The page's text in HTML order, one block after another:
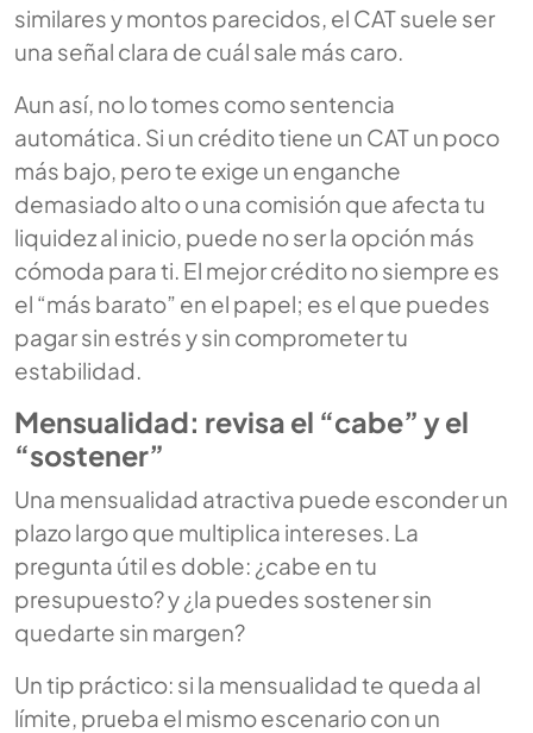
similares y montos parecidos, el CAT suele ser
una señal clara de cuál sale más caro.
Aun así, no lo tomes como sentencia
automática. Si un crédito tiene un CAT un poco
más bajo, pero te exige un enganche
demasiado alto o una comisión que afecta tu
liquidez al inicio, puede no ser la opción más
cómoda para ti. El mejor crédito no siempre es
el “más barato” en el papel; es el que puedes
pagar sin estrés y sin comprometer tu
estabilidad.
Mensualidad: revisa el “cabe” y el
“sostener”
Una mensualidad atractiva puede esconder un
plazo largo que multiplica intereses. La
pregunta útil es doble: ¿cabe en tu
presupuesto? y ¿la puedes sostener sin
quedarte sin margen?
Un tip práctico: si la mensualidad te queda al
límite, prueba el mismo escenario con un